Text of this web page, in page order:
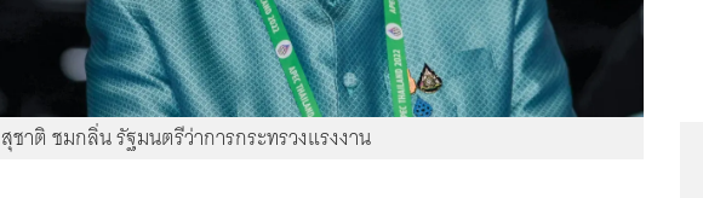
สุชาติ ชมกลิ่น รัฐมนตรีว่าการกระทรวงแรงงาน